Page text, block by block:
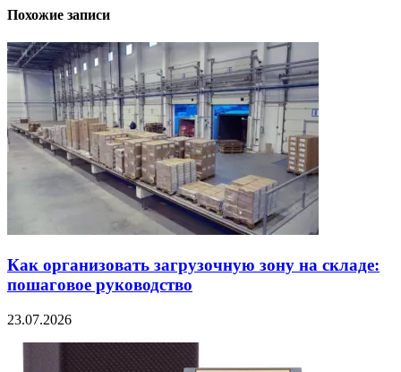
Похожие записи
Как организовать загрузочную зону на складе:
пошаговое руководство
23.07.2026